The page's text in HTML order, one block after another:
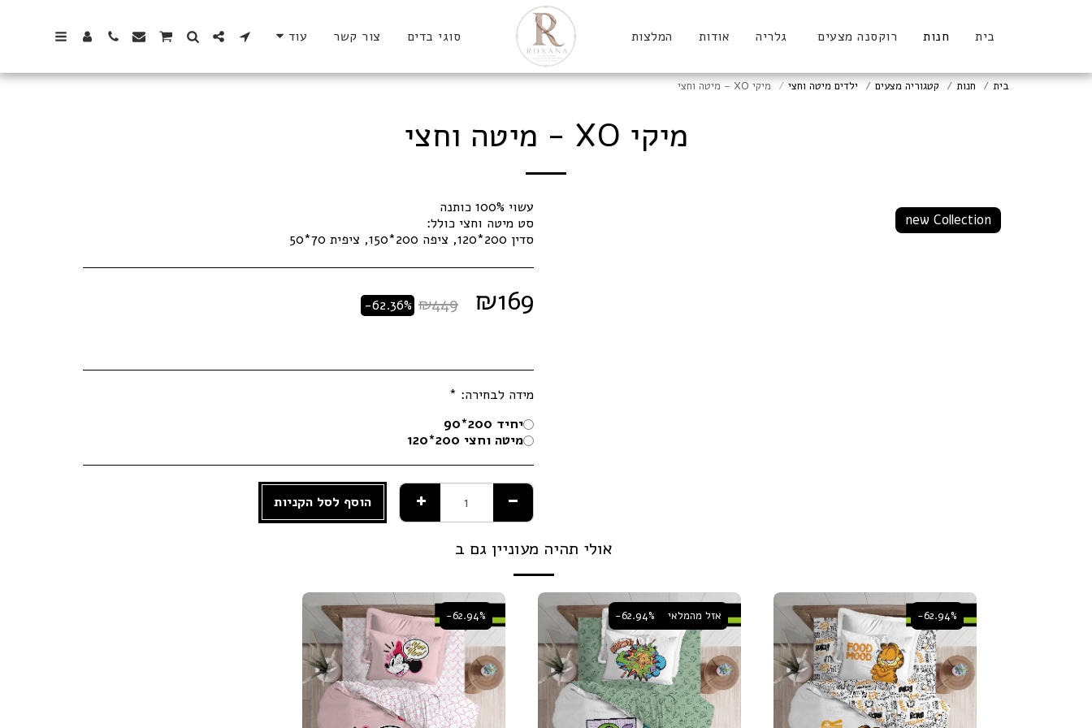
בית חנות רוקסנה מצעים גלריה אודות המלצות סוגי בדים צור קשר עוד
בית חנות קטגוריה מצעים ילדים מיטה וחצי מיקי XO - מיטה וחצי
מיקי XO - מיטה וחצי
new Collection
סדין 200*120, ציפה 200*150, ציפית 70*50
₪169
₪449
-62.36%
מידה לבחירה: *
יחיד 200*90
מיטה וחצי 200*120
הוסף לסל הקניות
אולי תהיה מעוניין גם ב
-62.94% אזל מהמלאי -62.94%
-62.94%